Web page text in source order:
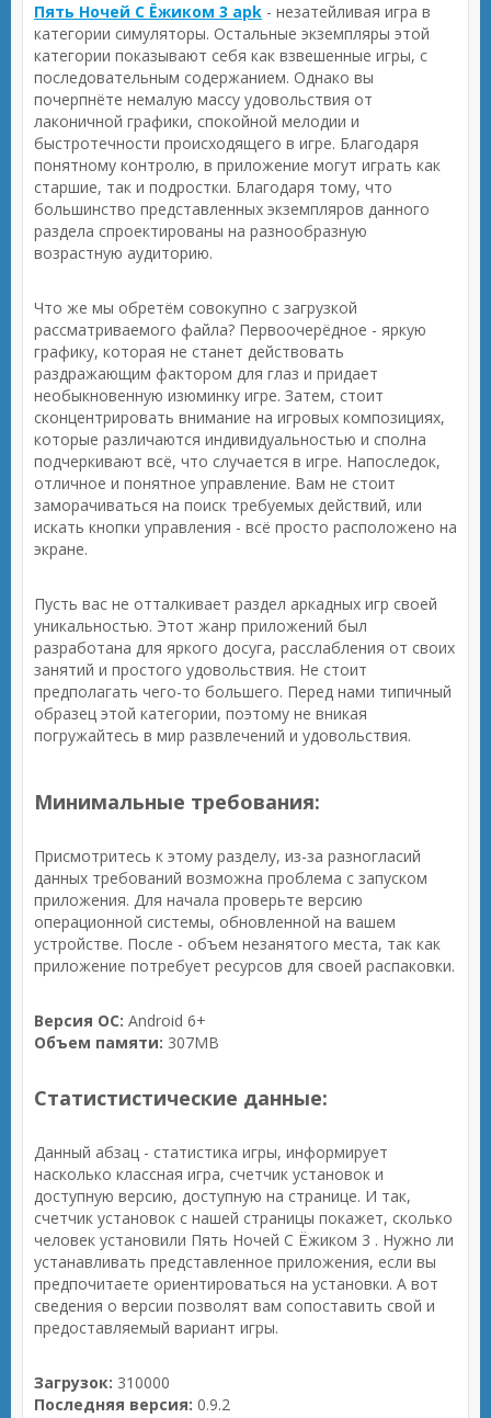
Пять Ночей С Ёжиком 3 apk - незатейливая игра в
категории симуляторы. Остальные экземпляры этой
категории показывают себя как взвешенные игры, с
последовательным содержанием. Однако вы
почерпнёте немалую массу удовольствия от
лаконичной графики, спокойной мелодии и
быстротечности происходящего в игре. Благодаря
понятному контролю, в приложение могут играть как
старшие, так и подростки. Благодаря тому, что
большинство представленных экземпляров данного
раздела спроектированы на разнообразную
возрастную аудиторию.
Что же мы обретём совокупно с загрузкой
рассматриваемого файла? Первоочерёдное - яркую
графику, которая не станет действовать
раздражающим фактором для глаз и придает
необыкновенную изюминку игре. Затем, стоит
сконцентрировать внимание на игровых композициях,
которые различаются индивидуальностью и сполна
подчеркивают всё, что случается в игре. Напоследок,
отличное и понятное управление. Вам не стоит
заморачиваться на поиск требуемых действий, или
искать кнопки управления - всё просто расположено на
экране.
Пусть вас не отталкивает раздел аркадных игр своей
уникальностью. Этот жанр приложений был
разработана для яркого досуга, расслабления от своих
занятий и простого удовольствия. Не стоит
предполагать чего-то большего. Перед нами типичный
образец этой категории, поэтому не вникая
погружайтесь в мир развлечений и удовольствия.
Минимальные требования:
Присмотритесь к этому разделу, из-за разногласий
данных требований возможна проблема с запуском
приложения. Для начала проверьте версию
операционной системы, обновленной на вашем
устройстве. После - объем незанятого места, так как
приложение потребует ресурсов для своей распаковки.
Версия ОС: Android 6+
Объем памяти: 307MB
Статистистические данные:
Данный абзац - статистика игры, информирует
насколько классная игра, счетчик установок и
доступную версию, доступную на странице. И так,
счетчик установок с нашей страницы покажет, сколько
человек установили Пять Ночей С Ёжиком 3 . Нужно ли
устанавливать представленное приложения, если вы
предпочитаете ориентироваться на установки. А вот
сведения о версии позволят вам сопоставить свой и
предоставляемый вариант игры.
Загрузок: 310000
Последняя версия: 0.9.2